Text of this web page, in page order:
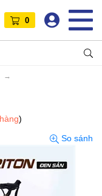
0
)
So sánh